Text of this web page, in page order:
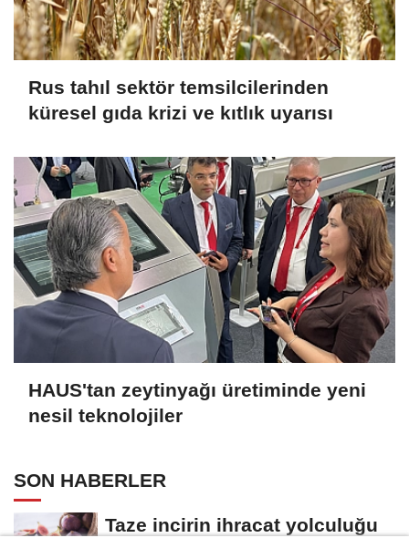
Rus tahıl sektör temsilcilerinden
küresel gıda krizi ve kıtlık uyarısı
HAUS'tan zeytinyağı üretiminde yeni
nesil teknolojiler
SON HABERLER
Taze incirin ihracat yolculuğu